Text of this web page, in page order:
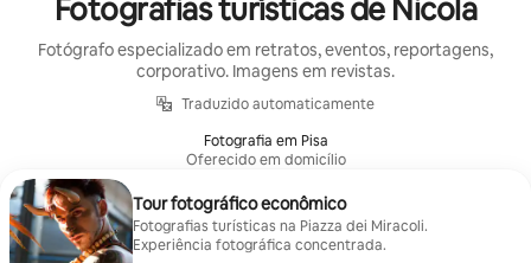
Fotografias turísticas de Nicola
Fotógrafo especializado em retratos, eventos, reportagens,
corporativo. Imagens em revistas.
Traduzido automaticamente
Fotografia em Pisa
Oferecido em domicílio
Tour fotográfico econômico
Fotografias turísticas na Piazza dei Miracoli.
Experiência fotográfica concentrada.